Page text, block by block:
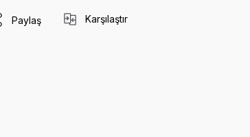
Paylaş Karşılaştır